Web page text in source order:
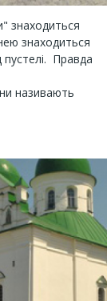
знаходиться
знаходиться
пустелі. Правда
називають